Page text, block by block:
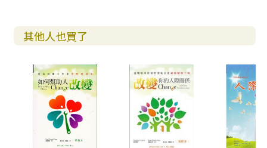
其他人也買了